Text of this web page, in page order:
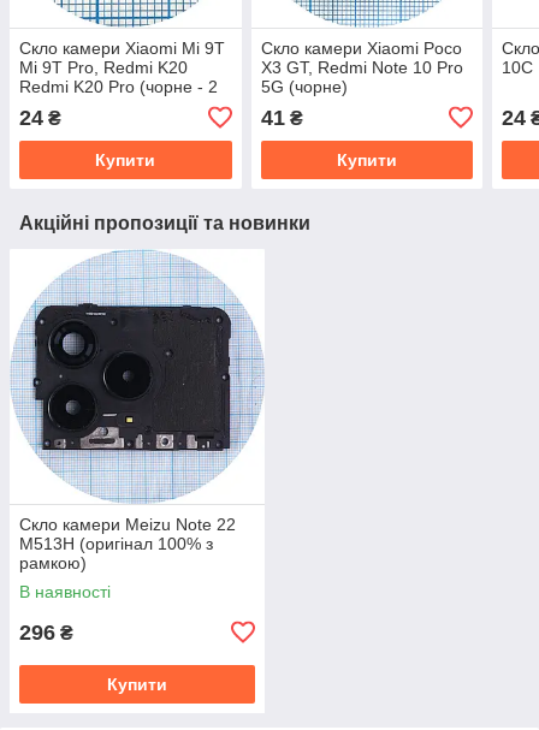
Скло камери Xiaomi Mi 9T
Mi 9T Pro, Redmi K20
Redmi K20 Pro (чорне - 2
24 ₴
Купити
Скло камери Xiaomi Poco
X3 GT, Redmi Note 10 Pro
5G (чорне)
41₴
Купити
10C
24
Акційні пропозиції та новинки
Скло камери Meizu Note 22
M513H (оригінал 100% з
рамкою)
В наявності
296 ₴
Купити